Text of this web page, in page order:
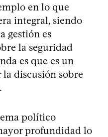
en lo que
integral, siendo
gestión es
la seguridad
es que es un
discusión sobre
político
profundidad lo